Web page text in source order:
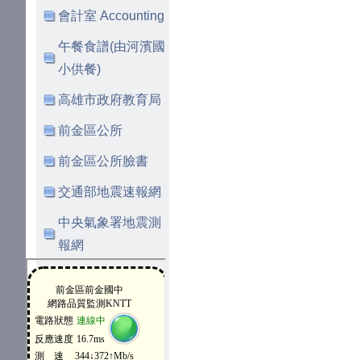
會計室 Accounting
午餐食譜(由河濱國
小供餐)
高雄市政府教育局
前金區公所
前金區公所臉書
交通部地震速報網
中央氣象署地震測
報網